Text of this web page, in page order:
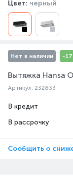
Цвет: черный
Нет в наличии -
Вытяжка Hansa
Артикул: 232833
В кредит
В рассрочку
Сообщить о